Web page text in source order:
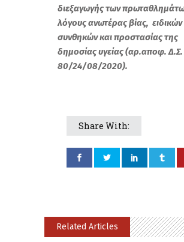
διεξαγωγής των
λόγους ανωτέρας βίας, ειδικών
συνθηκών και προστασίας της
δημοσίας υγείας (αρ.αποφ. Δ.Σ.
80/24/08/2020).
Share With:
Related Articles